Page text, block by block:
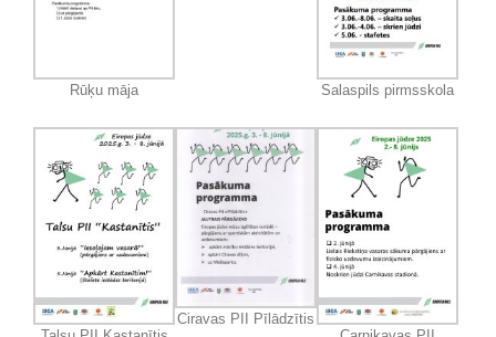
Rūķu māja Salaspils pirmsskola
Ciravas PII Pīlādzītis